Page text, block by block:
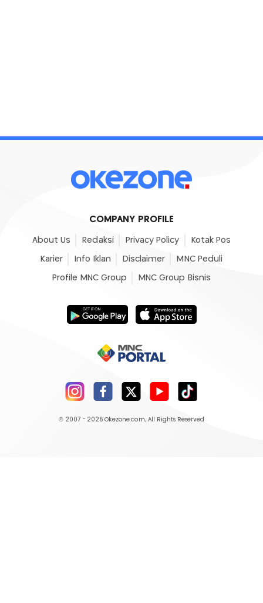
COMPANY PROFILE
About Us Redaksi Privacy Policy Kotak Pos
Karier Info Iklan Disclaimer MNC Peduli
Profile MNC Group MNC Group Bisnis
© 2007 - 2026 Okezone.com, All Rights Reserved